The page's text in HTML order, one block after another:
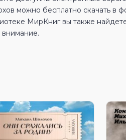
можно бесплатно скачать в
МирКниг вы также